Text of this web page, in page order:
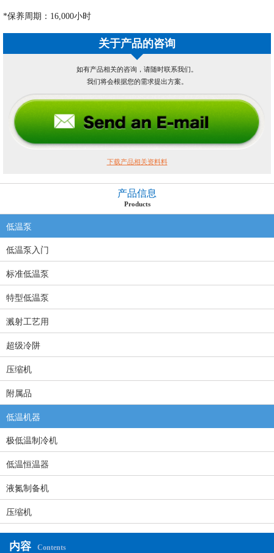
产品信息
Products
低温泵
低温泵入门
标准低温泵
特型低温泵
溅射工艺用
超级冷阱
压缩机
附属品
低温机器
极低温制冷机
低温恒温器
液氮制备机
压缩机
*保养周期：16,000小时
关于产品的咨询
如有产品相关的咨询，请随时联系我们。
我们将会根据您的需求提出方案。
下载产品相关资料料
内容 Contents